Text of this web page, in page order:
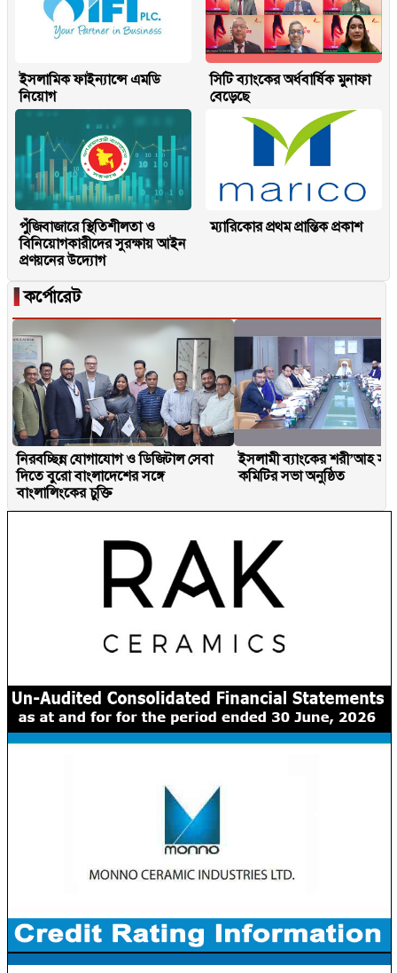
ইসলামিক ফাইন্যান্সে এমডি
নিয়োগ
সিটি ব্যাংকের অর্ধবার্ষিক মুনাফা
বেড়েছে
পুঁজিবাজারে স্থিতিশীলতা ও
বিনিয়োগকারীদের সুরক্ষায় আইন
প্রণয়নের উদ্যোগ
ম্যারিকোর প্রথম প্রান্তিক প্রকাশ
▐কর্পোরেট
নিরবচ্ছিন্ন যোগাযোগ ও ডিজিটাল সেবা
দিতে বুরো বাংলাদেশের সঙ্গে
বাংলালিংকের চুক্তি
ইসলামী ব্যাংকের শরী’আহ
কমিটির সভা অনুষ্ঠিত